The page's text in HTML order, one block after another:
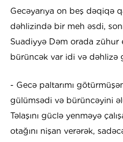
Gecəyarıya on beş dəqiqə
dəhlizində bir meh əsdi,
Suadiyyə Dəm orada zühur
bürüncək var idi və dəhlizə
- Gecə paltarımı
gülümsədi və bürüncəyini
Təlaşını güclə yenməyə
otağını nişan verərək,